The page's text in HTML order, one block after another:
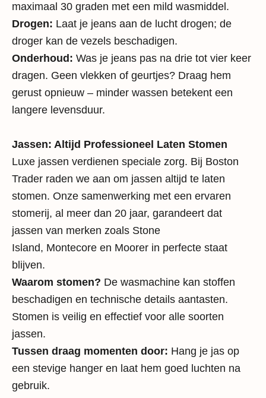
maximaal 30 graden met een mild wasmiddel.
Drogen: Laat je jeans aan de lucht drogen; de
droger kan de vezels beschadigen.
Onderhoud: Was je jeans pas na drie tot vier keer
dragen. Geen vlekken of geurtjes? Draag hem
gerust opnieuw – minder wassen betekent een
langere levensduur.
Jassen: Altijd Professioneel Laten Stomen
Luxe jassen verdienen speciale zorg. Bij Boston
Trader raden we aan om jassen altijd te laten
stomen. Onze samenwerking met een ervaren
stomerij, al meer dan 20 jaar, garandeert dat
jassen van merken zoals Stone
Island, Montecore en Moorer in perfecte staat
blijven.
Waarom stomen? De wasmachine kan stoffen
beschadigen en technische details aantasten.
Stomen is veilig en effectief voor alle soorten
jassen.
Tussen draag momenten door: Hang je jas op
een stevige hanger en laat hem goed luchten na
gebruik.